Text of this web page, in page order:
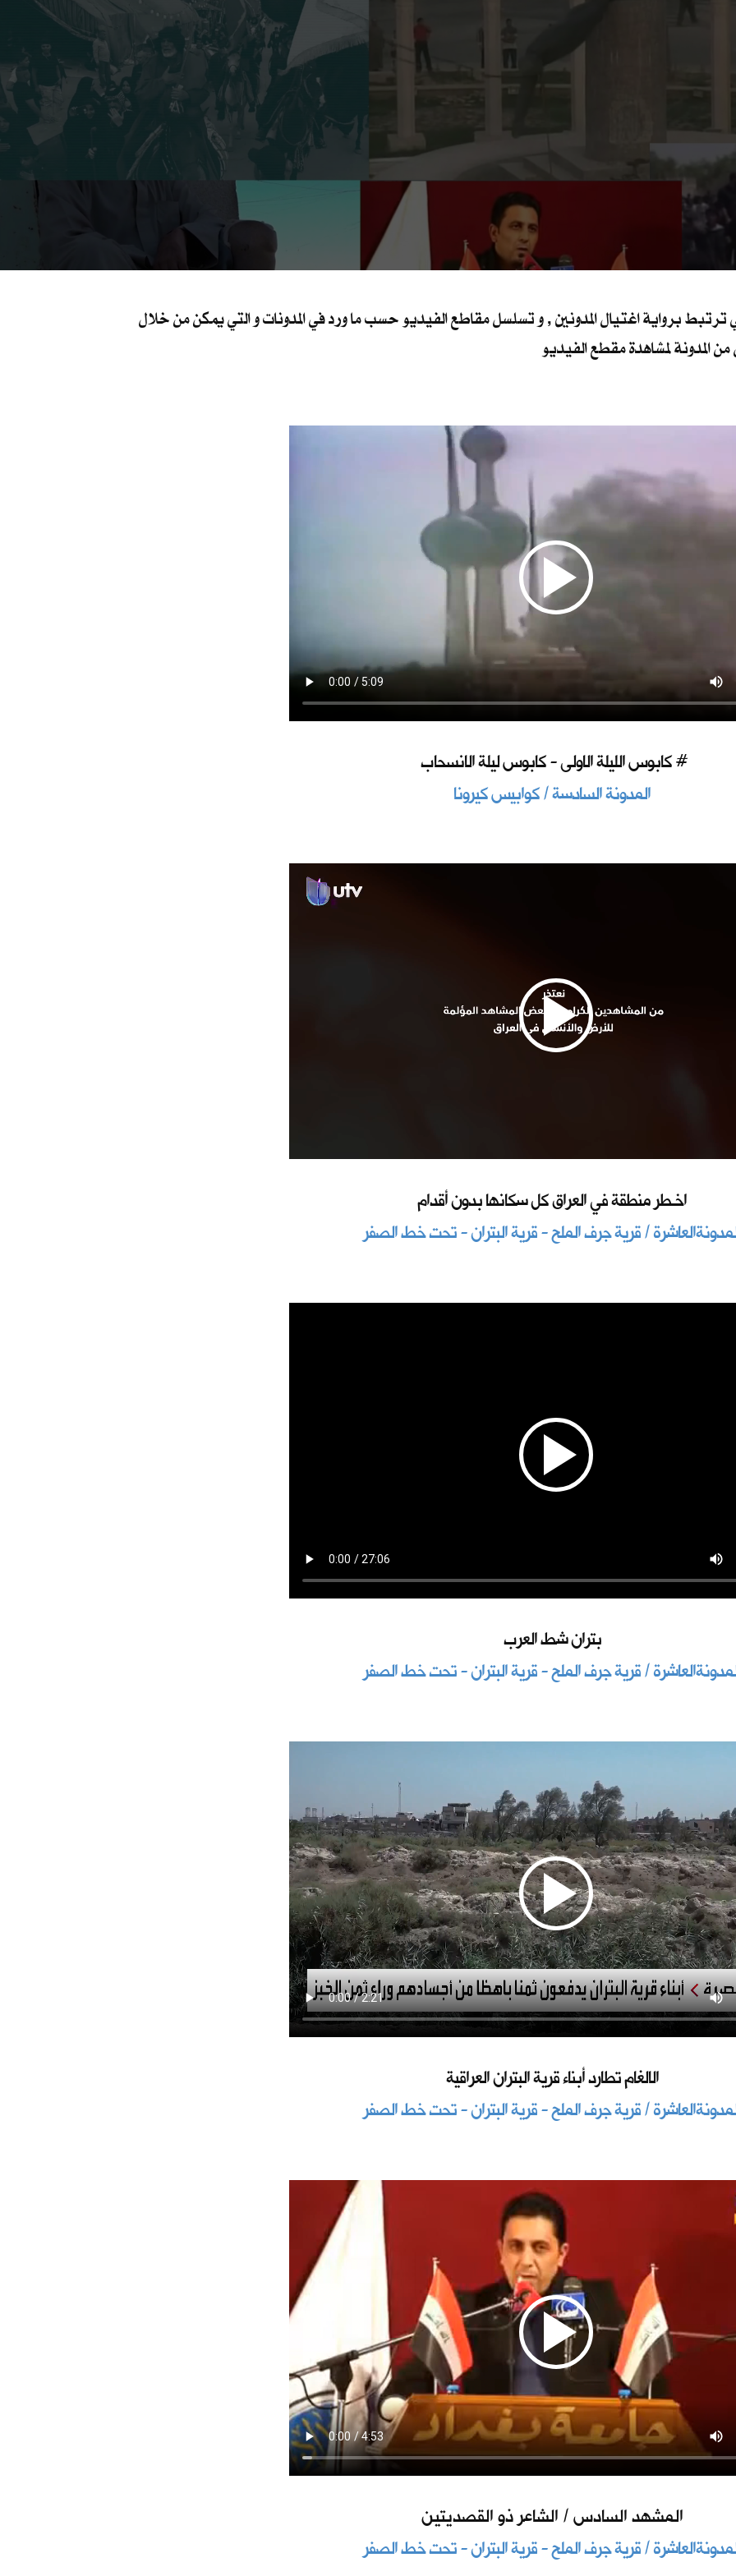
برواية اغتيال المدونين , و تسلسل مقاطع الفيديو حسب ما ورد في المدونات و التي يمكن من خلال
من المدونة لمشاهدة مقطع الفيديو
كابوس الليلة الاولى - كابوس ليلة الانسحاب #
المدونة السادسة / كوابيس كيرونا
اخـطر منطقة في العراق كل سكانها بدون أقدام
/ قرية جرف الملح - قرية البتران - تحت خط الصفر
بتران شط العرب
/ قرية جرف الملح - قرية البتران - تحت خط الصفر
الالغام تطارد أبناء قرية البتران العراقية
/ قرية جرف الملح - قرية البتران - تحت خط الصفر
المشهد السادس / الشاعر ذو القصديتين
/ قرية جرف الملح - قرية البتران - تحت خط الصفر